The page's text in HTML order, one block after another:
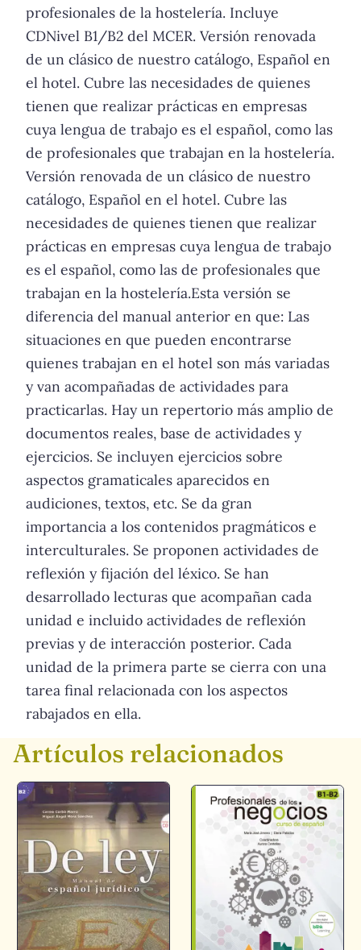
profesionales de la hostelería. Incluye
CDNivel B1/B2 del MCER. Versión renovada
de un clásico de nuestro catálogo, Español en
el hotel. Cubre las necesidades de quienes
tienen que realizar prácticas en empresas
cuya lengua de trabajo es el español, como las
de profesionales que trabajan en la hostelería.
Versión renovada de un clásico de nuestro
catálogo, Español en el hotel. Cubre las
necesidades de quienes tienen que realizar
prácticas en empresas cuya lengua de trabajo
es el español, como las de profesionales que
trabajan en la hostelería.Esta versión se
diferencia del manual anterior en que: Las
situaciones en que pueden encontrarse
quienes trabajan en el hotel son más variadas
y van acompañadas de actividades para
practicarlas. Hay un repertorio más amplio de
documentos reales, base de actividades y
ejercicios. Se incluyen ejercicios sobre
aspectos gramaticales aparecidos en
audiciones, textos, etc. Se da gran
importancia a los contenidos pragmáticos e
interculturales. Se proponen actividades de
reflexión y fijación del léxico. Se han
desarrollado lecturas que acompañan cada
unidad e incluido actividades de reflexión
previas y de interacción posterior. Cada
unidad de la primera parte se cierra con una
tarea final relacionada con los aspectos
rabajados en ella.
Artículos relacionados